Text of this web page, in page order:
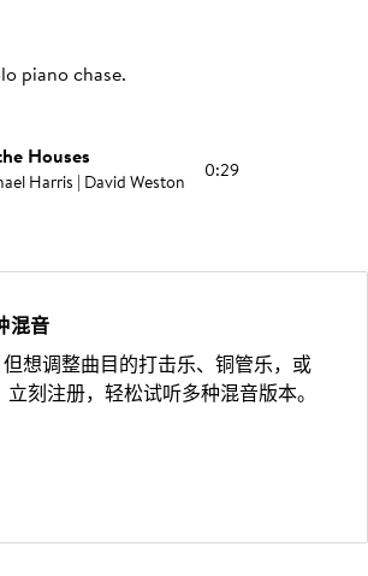
piano chase.
Houses
Harris | David Weston 0:29
混音
想调整曲目的打击乐、铜管乐，或
刻注册，轻松试听多种混音版本。